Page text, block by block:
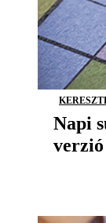
Napi
verzió